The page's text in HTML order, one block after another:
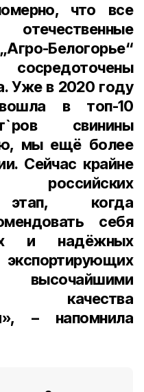
что все
Белогорье“
Уже в 2020 году
вошла в топ-10
свинины
мы ещё более
Сейчас крайне
этап, когда
себя
и надёжных
качества
– напомнила